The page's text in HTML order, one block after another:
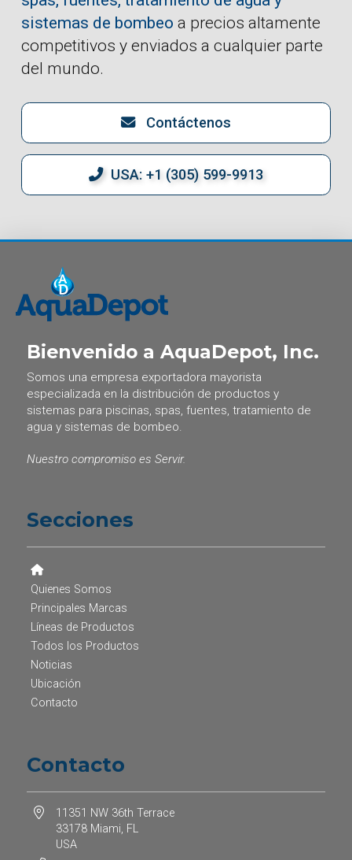
sistemas de bombeo a precios altamente
competitivos y enviados a cualquier parte
del mundo.
Contáctenos
USA: +1 (305) 599-9913
Bienvenido a AquaDepot, Inc.
Somos una empresa exportadora mayorista
especializada en la distribución de productos y
sistemas para piscinas, spas, fuentes, tratamiento de
agua y sistemas de bombeo.
Nuestro compromiso es Servir.
Secciones
Quienes Somos
Principales Marcas
Líneas de Productos
Todos los Productos
Noticias
Ubicación
Contacto
Contacto
11351 NW 36th Terrace
33178 Miami, FL
USA